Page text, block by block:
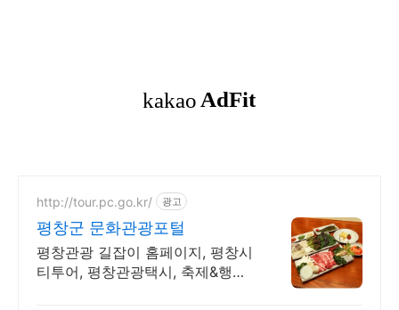
http://tour.pc.go.kr/ 광고
평창군 문화관광포털
평창관광 길잡이 홈페이지, 평창시
티투어, 평창관광택시, 축제&행사,